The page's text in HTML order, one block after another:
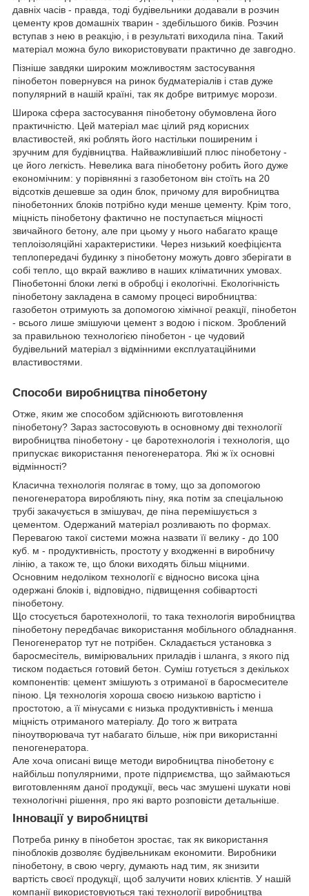
давніх часів - правда, тоді будівельники додавали в розчин
цементу кров домашніх тварин - здебільшого биків. Розчин
вступав з нею в реакцію, і в результаті виходила піна. Такий
матеріал можна було використовувати практично де завгодно.
Пізніше завдяки широким можливостям застосування
пінобетон повернувся на ринок будматеріалів і став дуже
популярний в нашій країні, так як добре витримує морози.
Широка сфера застосування пінобетону обумовлена ​​його
практичністю. Цей матеріал має цілий ряд корисних
властивостей, які роблять його настільки поширеним і
зручним для будівництва. Найважливіший плюс пінобетону -
це його легкість. Невелика вага пінобетону робить його дуже
економічним: у порівнянні з газобетоном він стоїть на 20
відсотків дешевше за один блок, причому для виробництва
пінобетонних блоків потрібно куди менше цементу. Крім того,
міцність пінобетону фактично не поступається міцності
звичайного бетону, але при цьому у нього набагато краще
теплоізоляційні характеристики. Через низький коефіцієнта
теплопередачі будинку з пінобетону можуть довго зберігати в
собі тепло, що вкрай важливо в наших кліматичних умовах.
Пінобетонні блоки легкі в обробці і екологічні. Екологічність
пінобетону закладена в самому процесі виробництва:
газобетон отримують за допомогою хімічної реакції, пінобетон
- всього лише змішуючи цемент з водою і піском. Зроблений
за правильною технологією пінобетон - це чудовий
будівельний матеріал з відмінними експлуатаційними
властивостями.
Способи виробництва пінобетону
Отже, яким же способом здійснюють виготовлення
пінобетону? Зараз застосовують в основному дві технології
виробництва пінобетону - це баротехнологія і технологія, що
припускає використання пеногенератора. Які ж їх основні
відмінності?
Класична технологія полягає в тому, що за допомогою
пеногенератора виробляють піну, яка потім за спеціальною
трубі закачується в змішувач, де піна перемішується з
цементом. Одержаний матеріал розливають по формах.
Перевагою такої системи можна назвати її велику - до 100
куб. м - продуктивність, простоту у входженні в виробничу
лінію, а також те, що блоки виходять більш міцними.
Основним недоліком технології є відносно висока ціна
одержані блоків і, відповідно, підвищення собівартості
пінобетону.
Що стосується баротехнологіі, то така технологія виробництва
пінобетону передбачає використання мобільного обладнання.
Пеногенератор тут не потрібен. Складається установка з
баросмесітель, вимірювальних приладів і шланга, з якого під
тиском подається готовий бетон. Суміш готується з декількох
компонентів: цемент змішують з отриманої в баросмесителе
піною. Ця технологія хороша своєю низькою вартістю і
простотою, а її мінусами є низька продуктивність і менша
міцність отриманого матеріалу. До того ж витрата
піноутворювача тут набагато більше, ніж при використанні
пеногенератора.
Але хоча описані вище методи виробництва пінобетону є
найбільш популярними, проте підприємства, що займаються
виготовленням даної продукції, весь час змушені шукати нові
технологічні рішення, про які варто розповісти детальніше.
Інновації у виробництві
Потреба ринку в пінобетон зростає, так як використання
піноблоків дозволяє будівельникам економити. Виробники
пінобетону, в свою чергу, думають над тим, як знизити
вартість своєї продукції, щоб залучити нових клієнтів. У нашій
компанії використовуються такі технології виробництва